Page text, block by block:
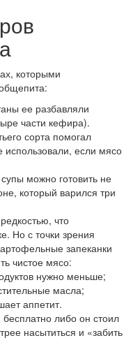
которыми
ее разбавляли
части кефира).
сорта помогал
использовали, если мясо
можно готовить не
который варился три
что
Но с точки зрения
запеканки
чистое мясо:
нужно меньше;
масла;
аппетит.
либо он стоил
насытиться и «забить